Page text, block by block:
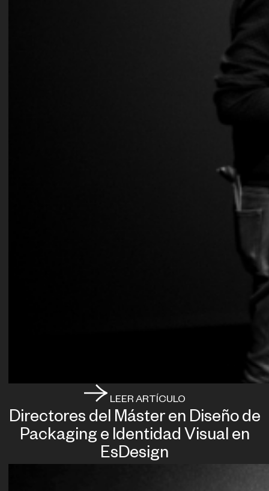
LEER ARTÍCULO
Directores del Máster en Diseño de
Packaging e Identidad Visual en
EsDesign